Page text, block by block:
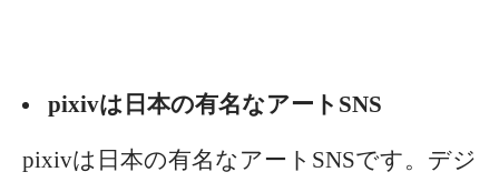
pixivは日本の有名なアートSNS
pixivは日本の有名なアートSNSです。デジ